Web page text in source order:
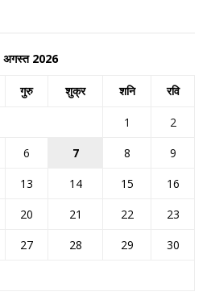
अगस्त 2026
गुरु शुक्र शनि रवि
1
2
6 7 8
9
13 14 15
16
20 21 22
23
27 28 29
30